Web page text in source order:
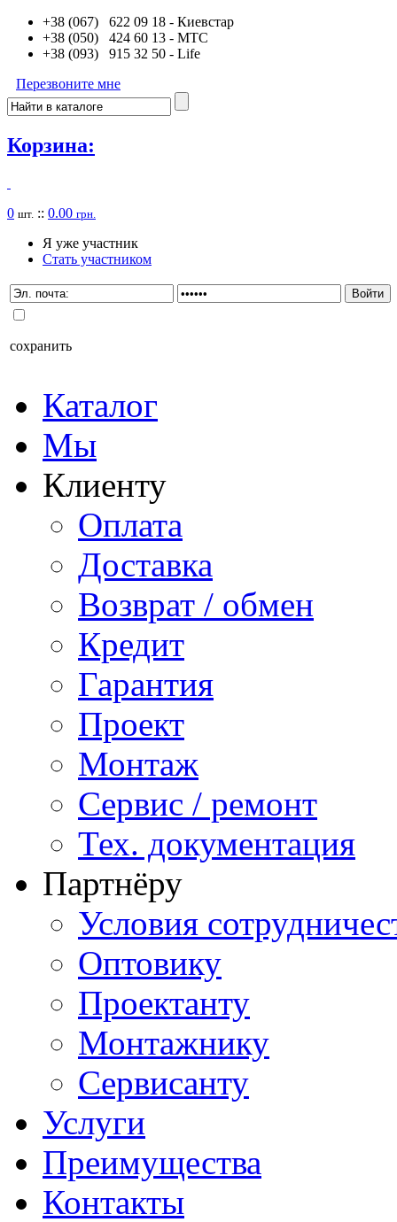
+38 (067) 622 09 18 - Киевстар
+38 (050) 424 60 13 - MTC
+38 (093) 915 32 50 - Life
Перезвоните мне
Корзина:
0 шт. :: 0.00 грн.
Я уже участник
Стать участником
сохранить
Каталог
Мы
Клиенту
Оплата
Доставка
Возврат / обмен
Кредит
Гарантия
Проект
Монтаж
Сервис / ремонт
Тех. документация
Партнёру
Условия
Оптовику
Проектанту
Монтажнику
Сервисанту
Услуги
Преимущества
Контакты